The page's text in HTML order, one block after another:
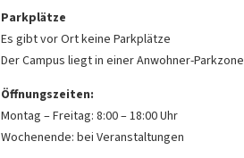
Parkplätze
Es gibt vor Ort keine Parkplätze
Der Campus liegt in einer Anwohner-Parkzone
Öffnungszeiten:
Montag – Freitag: 8:00 – 18:00 Uhr
Wochenende: bei Veranstaltungen